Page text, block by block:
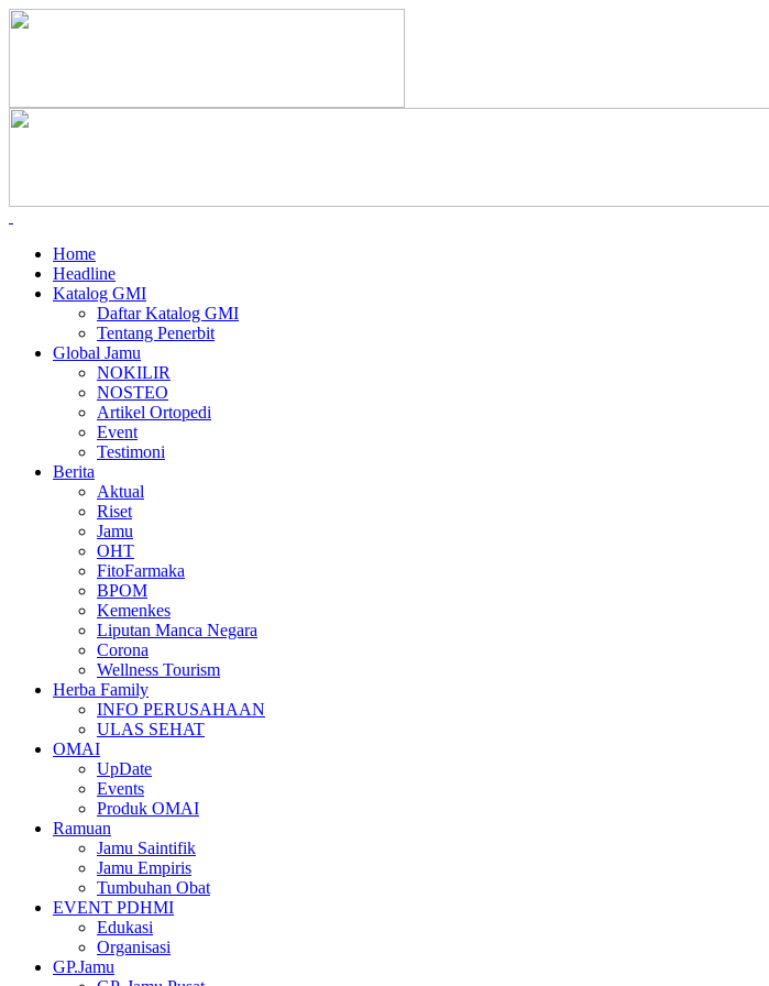
Home
Headline
Katalog GMI
Daftar Katalog GMI
Tentang Penerbit
Global Jamu
NOKILIR
NOSTEO
Artikel Ortopedi
Event
Testimoni
Berita
Aktual
Riset
Jamu
OHT
FitoFarmaka
BPOM
Kemenkes
Liputan Manca Negara
Corona
Wellness Tourism
Herba Family
INFO PERUSAHAAN
ULAS SEHAT
OMAI
UpDate
Events
Produk OMAI
Ramuan
Jamu Saintifik
Jamu Empiris
Tumbuhan Obat
EVENT PDHMI
Edukasi
Organisasi
GP.Jamu